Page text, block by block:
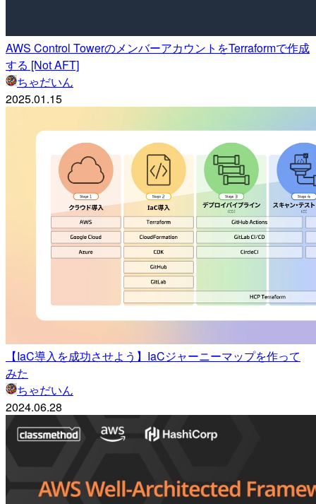
AWS Control TowerのメンバーアカウントをTerraformで作成
する [Not AFT]
ちゃだいん
2025.01.15
【IaC導入を成功させよう】IaCジャーニーマップを作って
みた
ちゃだいん
2024.06.28